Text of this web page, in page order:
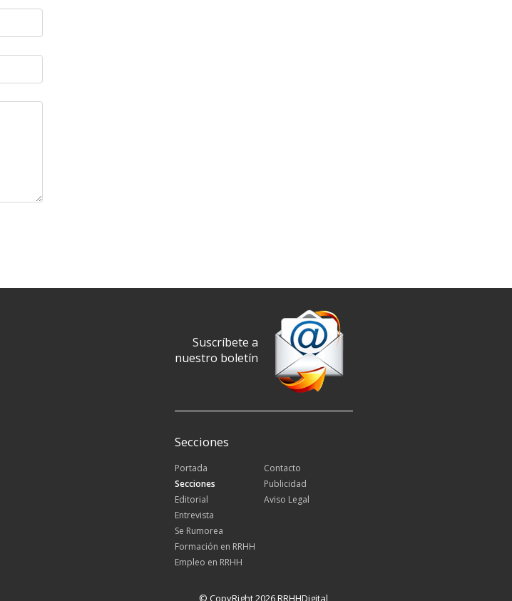
Suscríbete a
nuestro boletín
Secciones
Portada
Secciones
Editorial
Entrevista
Se Rumorea
Formación en RRHH
Empleo en RRHH
Contacto
Publicidad
Aviso Legal
© CopyRight 2026 RRHHDigital